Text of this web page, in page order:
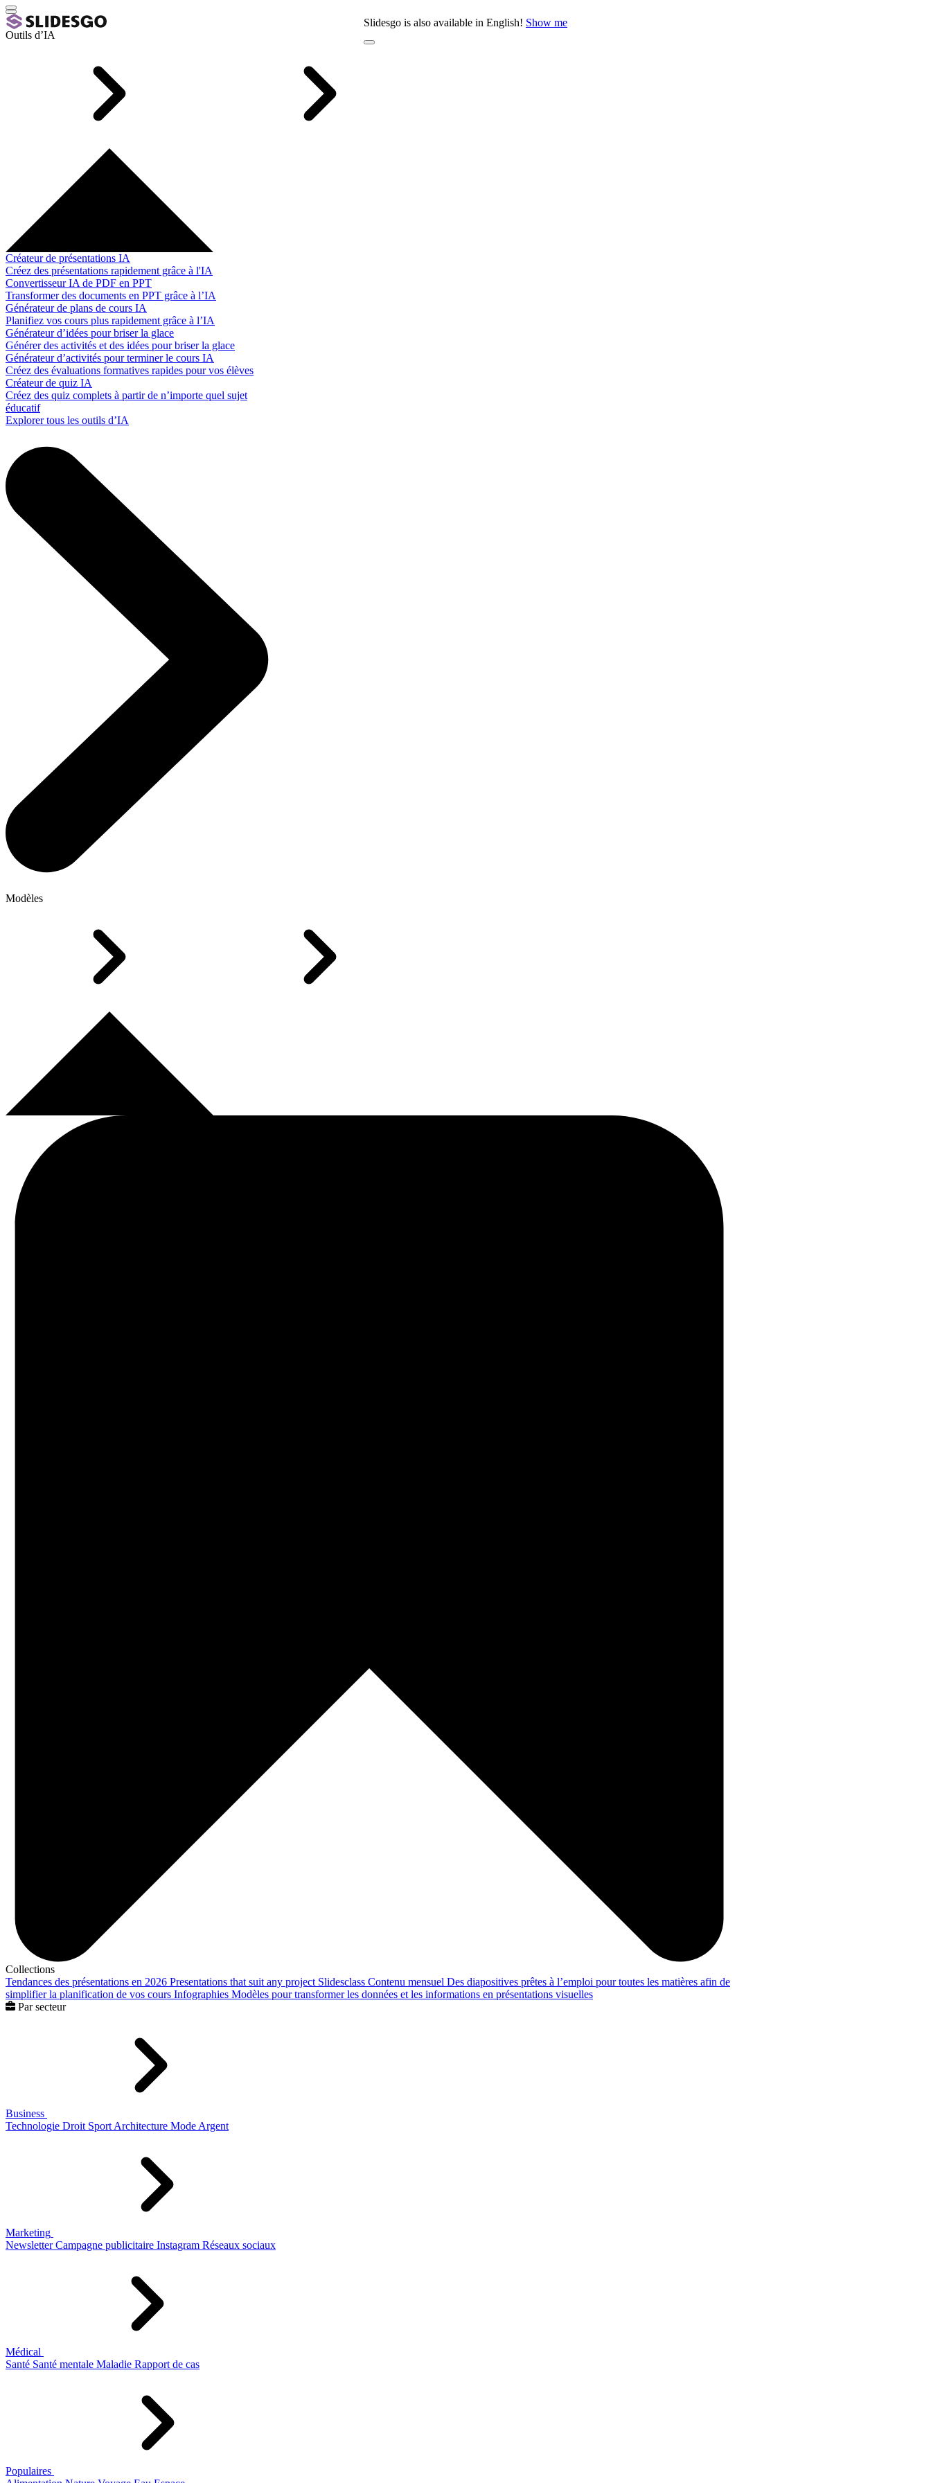
Slidesgo is also available in English! Show me
Outils d’IA
Créateur de présentations IA
Créez des présentations rapidement grâce à l'IA
Convertisseur IA de PDF en PPT
Transformer des documents en PPT grâce à l’IA
Générateur de plans de cours IA
Planifiez vos cours plus rapidement grâce à l’IA
Générateur d’idées pour briser la glace
Générer des activités et des idées pour briser la glace
Générateur d’activités pour terminer le cours IA
Créez des évaluations formatives rapides pour vos élèves
Créateur de quiz IA
Créez des quiz complets à partir de n’importe quel sujet
éducatif
Explorer tous les outils d’IA
Modèles
Collections
Tendances des présentations en 2026 Presentations that suit any project Slidesclass Contenu mensuel Des diapositives prêtes à l’emploi pour toutes les matières afin de
simplifier la planification de vos cours Infographies Modèles pour transformer les données et les informations en présentations visuelles
Par secteur
Business
Technologie Droit Sport Architecture Mode Argent
Marketing
Newsletter Campagne publicitaire Instagram Réseaux sociaux
Médical
Santé Santé mentale Maladie Rapport de cas
Populaires